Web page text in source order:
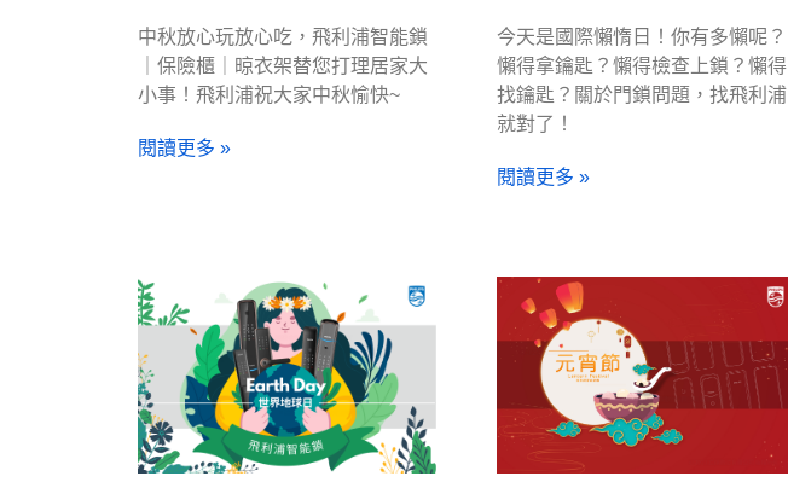
中秋放心玩放心吃，飛利浦智能鎖
｜保險櫃｜晾衣架替您打理居家大
小事！飛利浦祝大家中秋愉快~
閱讀更多 »
今天是國際懶惰日！你有多懶呢？
懶得拿鑰匙？懶得檢查上鎖？懶得
找鑰匙？關於門鎖問題，找飛利浦
就對了！
閱讀更多 »